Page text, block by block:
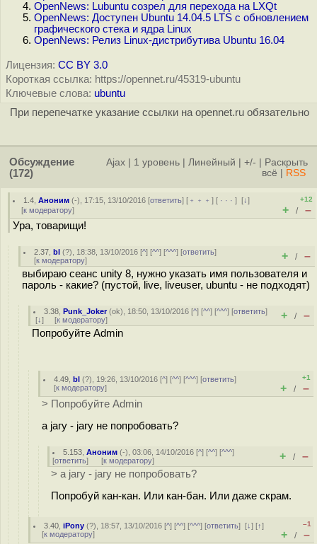
OpenNews: Lubuntu созрел для перехода на LXQt
OpenNews: Доступен Ubuntu 14.04.5 LTS c обновлением
графического стека и ядра Linux
OpenNews: Релиз Linux-дистрибутива Ubuntu 16.04
Лицензия: CC BY 3.0
Короткая ссылка: https://opennet.ru/45319-ubuntu
Ключевые слова: ubuntu
При перепечатке указание ссылки на opennet.ru обязательно
Обсуждение
(172)
Ajax 1 уровень Линейный +/-
Раскрыть
всё
RSS
1.4 ,Аноним (-), 17:15, 13/10/2016 [ответить] [ ﹢﹢﹢] [ · · ·][↓]
[к модератору]
+12
+ / –
Ура, товарищи!
2.37 ,bl (?), 18:38, 13/10/2016 [^] [^^] [^^^] [ответить]
[к модератору] + / –
выбираю сеанс unity 8, нужно указать имя пользователя и
пароль - какие? (пустой, live, liveuser, ubuntu - не подходят)
3.38 ,Punk_Joker(ok), 18:50, 13/10/2016 [^] [^^] [^^^] [ответить]
[↓] [к модератору] + / –
Попробуйте Admin
4.49 ,bl (?), 19:26, 13/10/2016 [^] [^^] [^^^] [ответить]
[к модератору]
+1
+ / –
> Попробуйте Admin
а jагу - jагу не попробовать?
5.153 ,Аноним (-), 03:06, 14/10/2016 [^] [^^] [^^^]
[ответить] [к модератору] + / –
> а jагу - jагу не попробовать?
Попробуй кан-кан. Или кан-бан. Или даже скрам.
3.40 ,iPony (?), 18:57, 13/10/2016 [^] [^^] [^^^] [ответить][↓] [↑]
[к модератору]
–1
+ / –